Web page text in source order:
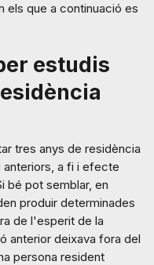
els que a continuació es
estudis
tres anys de residència
a fi i efecte
bé pot semblar, en
produir determinades
de l'esperit de la
anterior deixava fora del
persona resident